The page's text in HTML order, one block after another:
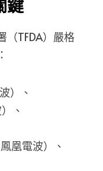
鍵
（TFDA）嚴格
）、
、
凰電波）、